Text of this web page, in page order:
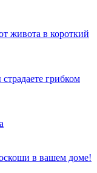
живота в короткий
грибком
в вашем доме!